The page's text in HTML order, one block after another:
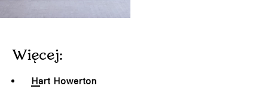
Więcej:
Hart Howerton